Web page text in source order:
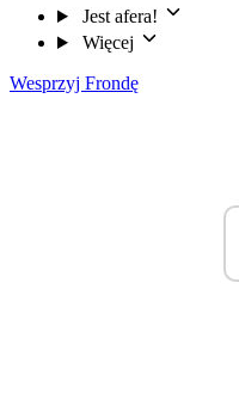
Jest afera!
Więcej
Wesprzyj Frondę